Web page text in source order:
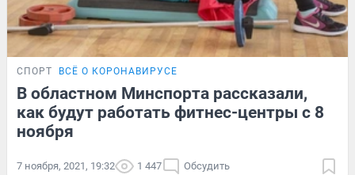
СПОРТ ВСЁ О КОРОНАВИРУСЕ
В областном Минспорта рассказали,
как будут работать фитнес-центры с 8
ноября
7 ноября, 2021, 19:32 1 447 Обсудить